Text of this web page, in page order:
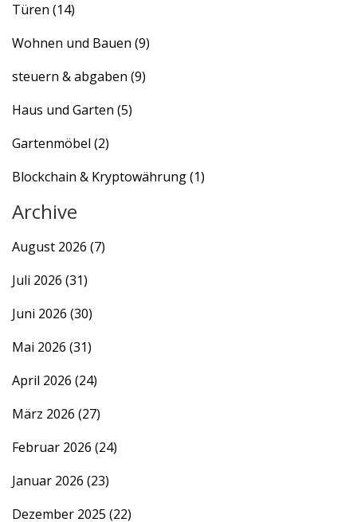
Türen (14)
Wohnen und Bauen (9)
steuern & abgaben (9)
Haus und Garten (5)
Gartenmöbel (2)
Blockchain & Kryptowährung(1)
Archive
August 2026 (7)
Juli 2026 (31)
Juni 2026 (30)
Mai 2026 (31)
April 2026 (24)
März 2026 (27)
Februar 2026 (24)
Januar 2026 (23)
Dezember 2025 (22)